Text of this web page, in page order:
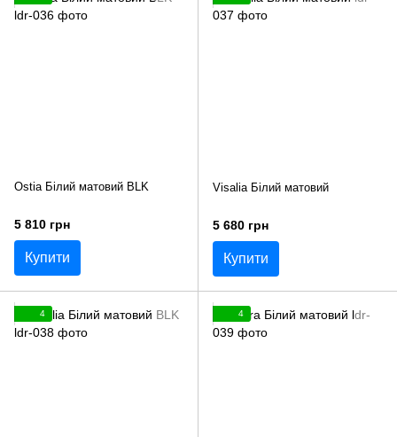
Ostia Білий матовий BLK
5 810 грн
Купити
Visalia Білий матовий
5 680 грн
Купити
4 4